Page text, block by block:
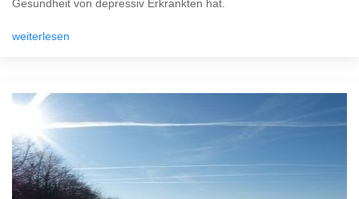
Gesundheit von depressiv Erkrankten hat.
weiterlesen